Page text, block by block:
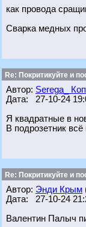
как провода
Сварка медных
Re: Покритикуйте и
Автор: Serega_
Дата: 27-10-24
Я квадратные в
В подрозетник
Re: Покритикуйте и
Автор: Энди Крым
Дата: 27-10-24
Валентин Палыч